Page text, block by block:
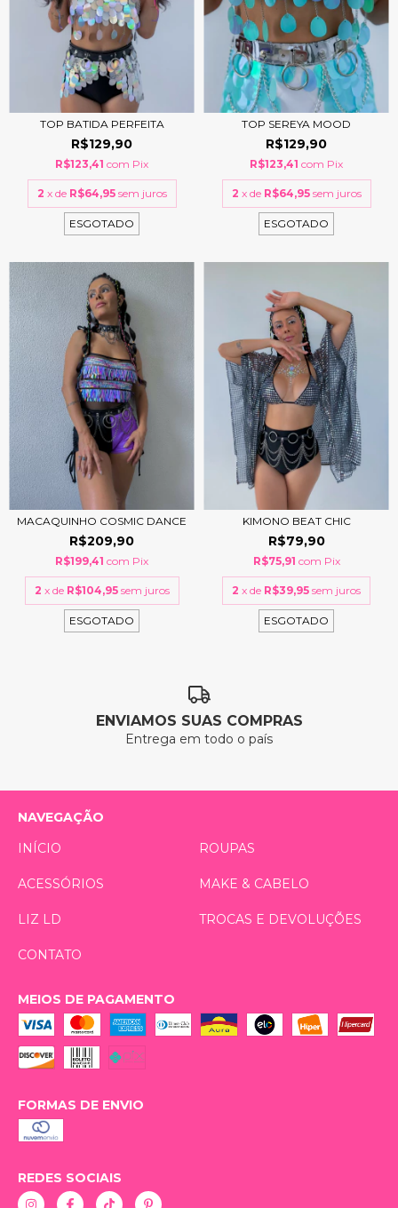
TOP BATIDA PERFEITA
R$129,90
R$123,41 com Pix
2 x de R$64,95 sem juros
ESGOTADO
TOP SEREYA MOOD
R$129,90
R$123,41 com Pix
2 x de R$64,95 sem juros
ESGOTADO
MACAQUINHO COSMIC DANCE
R$209,90
R$199,41 com Pix
2 x de R$104,95 sem juros
ESGOTADO
KIMONO BEAT CHIC
R$79,90
R$75,91 com Pix
2 x de R$39,95 sem juros
ESGOTADO
ENVIAMOS SUAS COMPRAS
Entrega em todo o país
NAVEGAÇÃO
INÍCIO
ROUPAS
ACESSÓRIOS MAKE & CABELO
LIZ LD TROCAS E DEVOLUÇÕES
CONTATO
MEIOS DE PAGAMENTO
FORMAS DE ENVIO
REDES SOCIAIS